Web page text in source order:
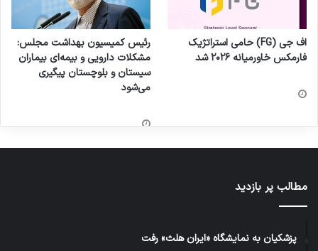
اف جی (FG) حامی استراتژیک
فارمکس خاورمیانه ۲۰۲۶ شد
رئیس کمیسیون بهداشت مجلس:
مشکلات دارویی و بیمه‌ای بیماران
سیستان و بلوچستان پیگیری
می‌شود
مطالب پر بازدید
پزشکیان به نمایشگاه «ایران هلث» رفت